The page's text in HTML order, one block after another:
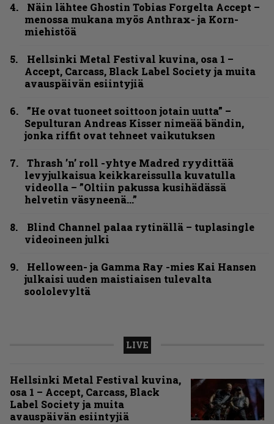
Näin lähtee Ghostin Tobias Forgelta Accept –
menossa mukana myös Anthrax- ja Korn-
miehistöä
Hellsinki Metal Festival kuvina, osa 1 –
Accept, Carcass, Black Label Society ja muita
avauspäivän esiintyjiä
”He ovat tuoneet soittoon jotain uutta” –
Sepulturan Andreas Kisser nimeää bändin,
jonka riffit ovat tehneet vaikutuksen
Thrash ’n’ roll -yhtye Madred ryydittää
levyjulkaisua keikkareissulla kuvatulla
videolla – ”Oltiin pakussa kusihädässä
helvetin väsyneenä…”
Blind Channel palaa rytinällä – tuplasingle
videoineen julki
Helloween- ja Gamma Ray -mies Kai Hansen
julkaisi uuden maistiaisen tulevalta
soololevyltä
LIVE
Hellsinki Metal Festival kuvina,
osa 1 – Accept, Carcass, Black
Label Society ja muita
avauspäivän esiintyjiä